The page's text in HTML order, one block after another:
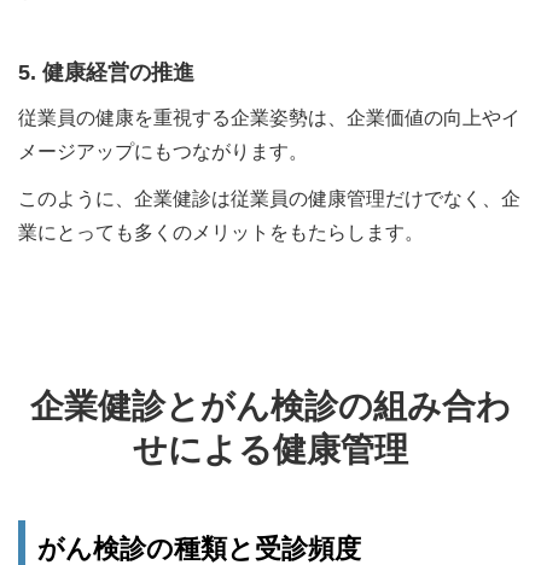
5. 健康経営の推進
従業員の健康を重視する企業姿勢は、企業価値の向上やイ
メージアップにもつながります。
このように、企業健診は従業員の健康管理だけでなく、企
業にとっても多くのメリットをもたらします。
企業健診とがん検診の組み合わ
せによる健康管理
がん検診の種類と受診頻度